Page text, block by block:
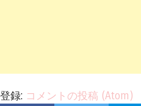
登録: コメントの投稿 (Atom)